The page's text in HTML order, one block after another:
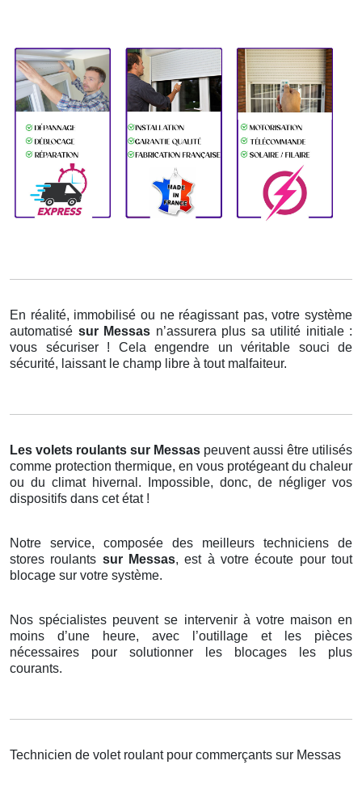
En réalité, immobilisé ou ne réagissant pas, votre système
automatisé sur Messas n’assurera plus sa utilité initiale :
vous sécuriser ! Cela engendre un véritable souci de
sécurité, laissant le champ libre à tout malfaiteur.
Les volets roulants sur Messas peuvent aussi être utilisés
comme protection thermique, en vous protégeant du chaleur
ou du climat hivernal. Impossible, donc, de négliger vos
dispositifs dans cet état !
Notre service, composée des meilleurs techniciens de
stores roulants sur Messas, est à votre écoute pour tout
blocage sur votre système.
Nos spécialistes peuvent se intervenir à votre maison en
moins d’une heure, avec l’outillage et les pièces
nécessaires pour solutionner les blocages les plus
courants.
Technicien de volet roulant pour commerçants sur Messas